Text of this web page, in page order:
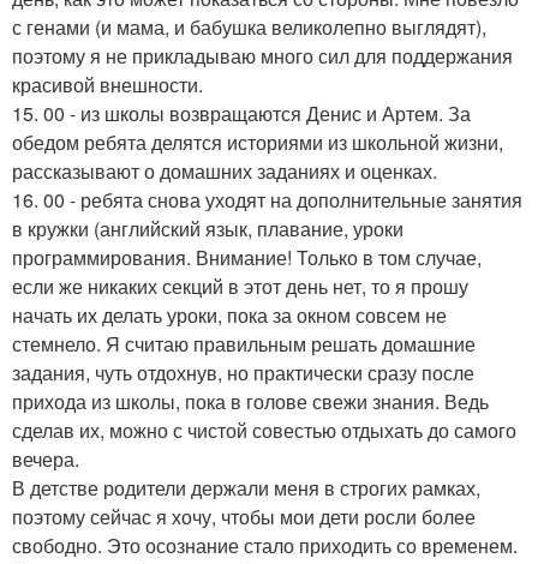
с генами (и мама, и бабушка великолепно выглядят),
поэтому я не прикладываю много сил для поддержания
красивой внешности.
15. 00 - из школы возвращаются Денис и Артем. За
обедом ребята делятся историями из школьной жизни,
рассказывают о домашних заданиях и оценках.
16. 00 - ребята снова уходят на дополнительные занятия
в кружки (английский язык, плавание, уроки
программирования. Внимание! Только в том случае,
если же никаких секций в этот день нет, то я прошу
начать их делать уроки, пока за окном совсем не
стемнело. Я считаю правильным решать домашние
задания, чуть отдохнув, но практически сразу после
прихода из школы, пока в голове свежи знания. Ведь
сделав их, можно с чистой совестью отдыхать до самого
вечера.
В детстве родители держали меня в строгих рамках,
поэтому сейчас я хочу, чтобы мои дети росли более
свободно. Это осознание стало приходить со временем.